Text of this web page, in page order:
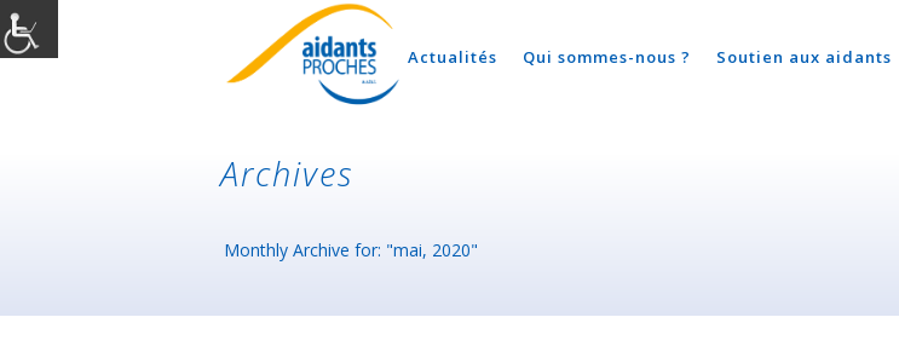
Actualités Qui sommes-nous ? Soutien aux aidants
Archives
Monthly Archive for: "mai, 2020"